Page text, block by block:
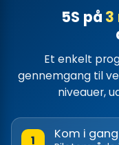
5S på 3
Et enkelt
gennemgang til
niveauer,
1 Kom i gang